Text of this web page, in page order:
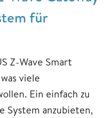
für
Z-Wave Smart
viele
Ein einfach zu
System anzubieten,